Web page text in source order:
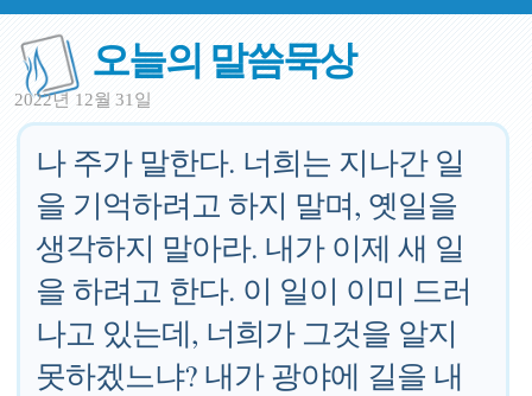
오늘의 말씀묵상
2022년 12월 31일
나 주가 말한다. 너희는 지나간 일
을 기억하려고 하지 말며, 옛일을
생각하지 말아라. 내가 이제 새 일
을 하려고 한다. 이 일이 이미 드러
나고 있는데, 너희가 그것을 알지
못하겠느냐? 내가 광야에 길을 내